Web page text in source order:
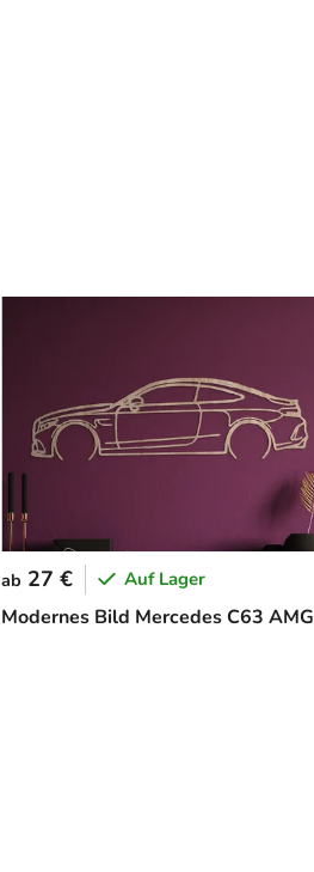
Modernes Bild Mercedes C63 AMG
ab 27 € Auf Lager